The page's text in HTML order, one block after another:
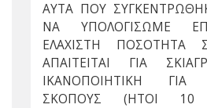
ΑΥΤΑ ΠΟΥ
ΝΑ ΥΠΟΛΟΓΙΣΩΜΕ
ΕΛΑΧΙΣΤΗ ΠΟΣΟΤΗΤΑ
ΑΠΑΙΤΕΙΤΑΙ ΓΙΑ
ΙΚΑΝΟΠΟΙΗΤΙΚΗ ΓΙΑ
ΣΚΟΠΟΥΣ (ΗΤΟΙ